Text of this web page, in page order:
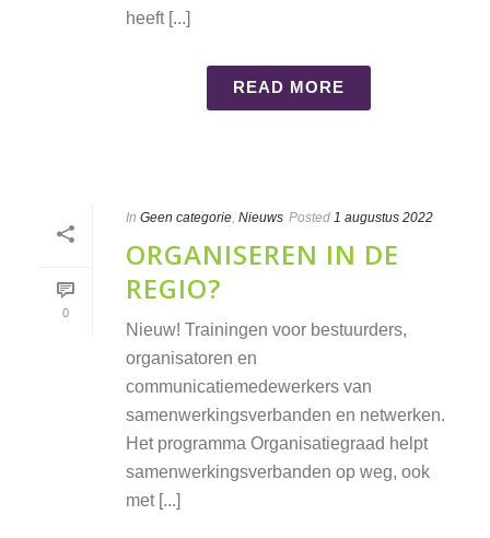
heeft [...]
READ MORE
0
In Geen categorie, Nieuws Posted 1 augustus 2022
ORGANISEREN IN DE
REGIO?
Nieuw! Trainingen voor bestuurders,
organisatoren en
communicatiemedewerkers van
samenwerkingsverbanden en netwerken.
Het programma Organisatiegraad helpt
samenwerkingsverbanden op weg, ook
met [...]